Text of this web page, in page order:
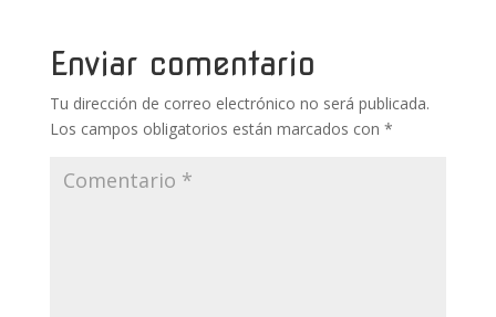
k
Enviar comentario
Tu dirección de correo electrónico no será publicada.
Los campos obligatorios están marcados con *